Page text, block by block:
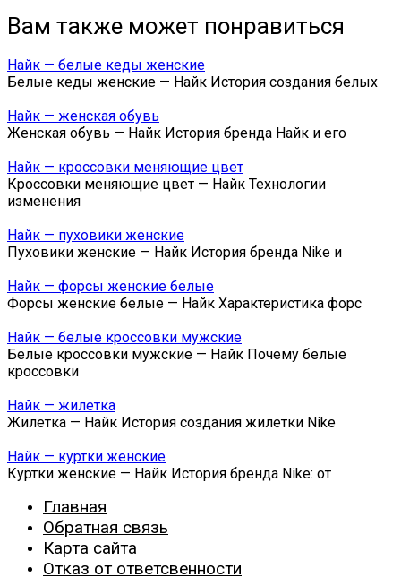
Вам также может понравиться
Найк — белые кеды женские
Белые кеды женские — Найк История создания белых
Найк — женская обувь
Женская обувь — Найк История бренда Найк и его
Найк — кроссовки меняющие цвет
Кроссовки меняющие цвет — Найк Технологии
изменения
Найк — пуховики женские
Пуховики женские — Найк История бренда Nike и
Найк — форсы женские белые
Форсы женские белые — Найк Характеристика форс
Найк — белые кроссовки мужские
Белые кроссовки мужские — Найк Почему белые
кроссовки
Найк — жилетка
Жилетка — Найк История создания жилетки Nike
Найк — куртки женские
Куртки женские — Найк История бренда Nike: от
Главная
Обратная связь
Карта сайта
Отказ от ответсвенности